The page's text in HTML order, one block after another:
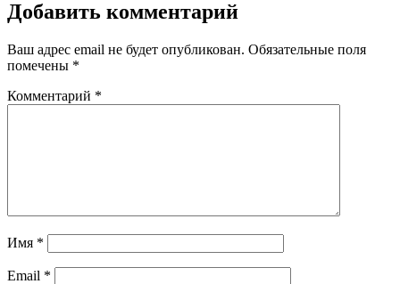
Добавить комментарий
Ваш адрес email не будет опубликован. Обязательные поля
помечены *
Комментарий *
Имя *
Email *